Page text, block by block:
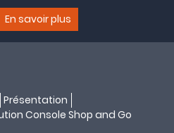
En savoir plus
Présentation
Console Shop and Go